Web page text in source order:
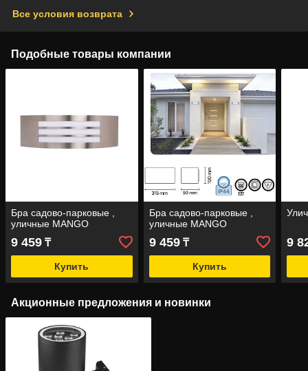
Все условия возврата
Подобные товары компании
Бра садово-парковые ,
уличные MANGO
9 459 ₸
Купить
Бра садово-парковые ,
уличные MANGO
9 459₸
Купить
9
Акционные предложения и новинки